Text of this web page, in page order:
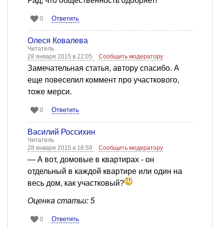
0 Ответить
Олеся Ковалева
Читатель
28 января 2015 в 22:05
Сообщить модератору
Замечательная статья, автору спасибо. А
еще повеселил коммент про участкового,
тоже мерси.
0 Ответить
Василий Россихин
Читатель
28 января 2015 в 16:59
Сообщить модератору
— А вот, домовые в квартирах - он
отдельный в каждой квартире или один на
весь дом, как участковый?
Оценка статьи: 5
0 Ответить